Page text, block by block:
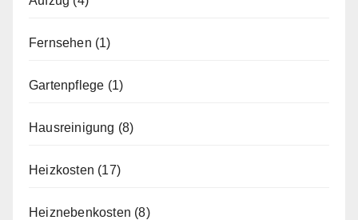
Fernsehen (1)
Gartenpflege (1)
Hausreinigung (8)
Heizkosten (17)
Heiznebenkosten (8)